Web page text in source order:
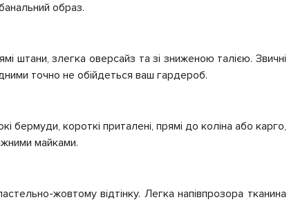
образ.
штани, злегка оверсайз та зі зниженою талією. Звичні
точно не обійдеться ваш гардероб.
бермуди, короткі приталені, прямі до коліна або карго,
майками.
жовтому відтінку. Легка напівпрозора тканина